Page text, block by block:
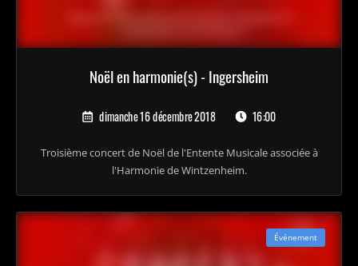
Noël en harmonie(s) - Ingersheim
dimanche 16 décembre 2018 16:00
Troisième concert de Noël de l'Entente Musicale associée à
l'Harmonie de Wintzenheim.
Événement